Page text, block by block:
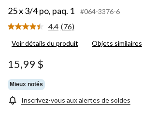
25 x 3/4 po, paq. 1
#064-3376-6
4.4 Lire
76
(76)
Voir détails du produit Objets similaires
15,99 $
Mieux notés
Inscrivez-vous aux alertes de soldes